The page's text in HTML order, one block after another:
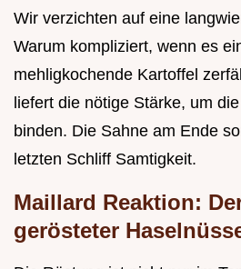
Wir verzichten auf eine
Warum kompliziert, wenn es
mehligkochende Kartoffel
liefert die nötige Stärke, um
binden. Die Sahne am Ende
letzten Schliff Samtigkeit.
Maillard Reaktion:
gerösteter